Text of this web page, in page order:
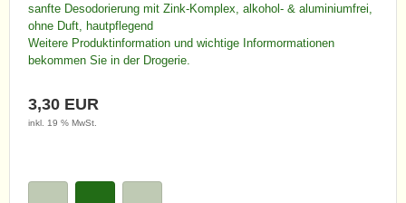
sanfte Desodorierung mit Zink-Komplex, alkohol- & aluminiumfrei,
ohne Duft, hautpflegend
Weitere Produktinformation und wichtige Informormationen
bekommen Sie in der Drogerie.
3,30 EUR
inkl. 19 % MwSt.